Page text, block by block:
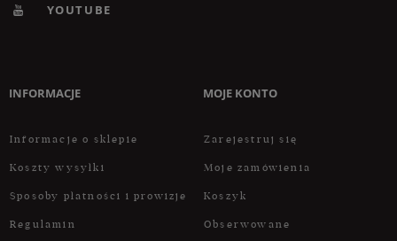
YOUTUBE
INFORMACJE
Informacje o sklepie
Koszty wysyłki
Sposoby płatności i prowizje
Regulamin
MOJE KONTO
Zarejestruj się
Moje zamówienia
Koszyk
Obserwowane